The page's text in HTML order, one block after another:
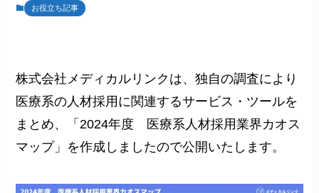
お役立ち記事
株式会社メディカルリンクは、独自の調査により
医療系の人材採用に関連するサービス・ツールを
まとめ、「2024年度 医療系人材採用業界カオス
マップ」を作成しましたので公開いたします。